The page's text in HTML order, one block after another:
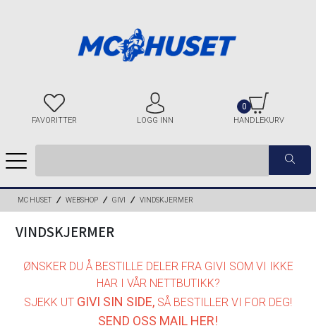
FAVORITTER LOGG INN HANDLEKURV
0
MC HUSET WEBSHOP GIVI VINDSKJERMER
VINDSKJERMER
ØNSKER DU Å BESTILLE DELER FRA GIVI SOM VI IKKE
HAR I VÅR NETTBUTIKK?
SJEKK UT GIVI SIN SIDE, SÅ BESTILLER VI FOR DEG!
SEND OSS MAIL HER!